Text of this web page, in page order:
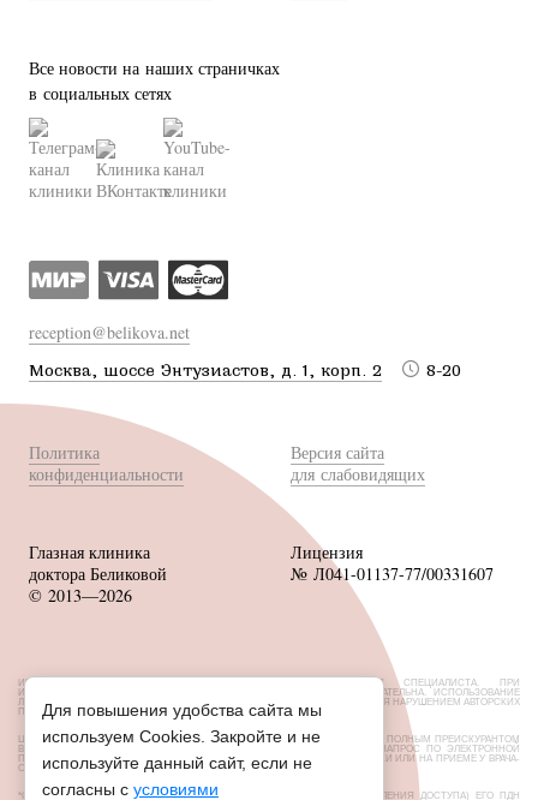
Все новости на наших страничках
в социальных сетях
reception@belikova.net
Москва, шоссе Энтузиастов, д. 1, корп. 2 8-20
Политика
конфиденциальности
Версия сайта
для слабовидящих
Глазная клиника
доктора Беликовой
© 2013—2026
Лицензия
№ Л041-01137-77/00331607
ИМЕЮТСЯ ПРОТИВОПОКАЗАНИЯ, НЕОБХОДИМА КОНСУЛЬТАЦИЯ СПЕЦИАЛИСТА. ПРИ
ИСПОЛЬЗОВАНИИ МАТЕРИАЛОВ САЙТА ССЫЛКА НА ИСТОЧНИК ОБЯЗАТЕЛЬНА. ИСПОЛЬЗОВАНИЕ
ЛЮБЫХ МАТЕРИАЛОВ БЕЗ СОГЛАСОВАНИЯ С ВЛАДЕЛЬЦЕМ САЙТА ЯВЛЯЕТСЯ НАРУШЕНИЕМ АВТОРСКИХ
ПРАВ.
ЦЕНЫ, РАЗМЕЩЕННЫЕ НА САЙТЕ, НЕ ЯВЛЯЮТСЯ ПУБЛИЧНОЙ ОФЕРТОЙ. С ПОЛНЫМ ПРЕЙСКУРАНТОМ
ВЫ МОЖЕТЕ ОЗНАКОМИТЬСЯ НА СТОЙКАХ РЕСЕПШН ИЛИ НАПРАВИВ ЗАПРОС ПО ЭЛЕКТРОННОЙ
ПОЧТЕ. ОБ АКЦИЯХ И СКИДКАХ УТОЧНЯЙТЕ У АДМИНИСТРАТОРОВ КЛИНИКИ ИЛИ НА ПРИЕМЕ У ВРАЧА-
ОФТАЛЬМОЛОГА.
*СУБЪЕКТ ПДН УСТАНОВИЛ ЗАПРЕТ НА ПЕРЕДАЧУ (КРОМЕ ПРЕДОСТАВЛЕНИЯ ДОСТУПА) ЕГО ПДН
Для повышения удобства сайта мы
используем Cookies. Закройте и не
используйте данный сайт, если не
согласны с условиями